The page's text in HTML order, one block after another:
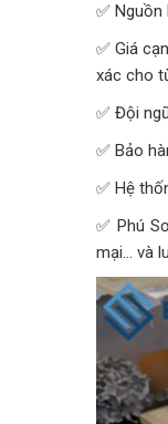
✅
✅ Giá
xác cho
✅ Đội
✅ Bảo
✅ Hệ
✅ Phú
mại… và